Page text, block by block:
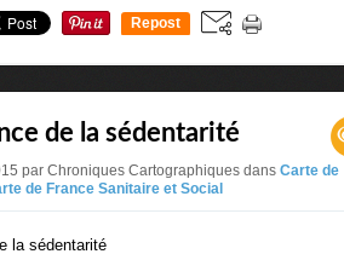
Repost
de la sédentarité
par Chroniques Cartographiques dans Carte de
de France Sanitaire et Social